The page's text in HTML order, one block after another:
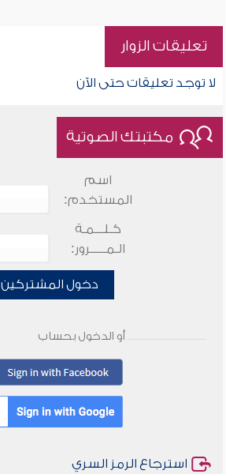
تعليقات الزوار
لا توجد تعليقات حتى الآن
مكتبتك الصوتية
اسم
المستخدم:
كـلـــمـة
الـمـــــرور:
دخول المشتركين
أو الدخول بحساب
استرجاع الرمز السري